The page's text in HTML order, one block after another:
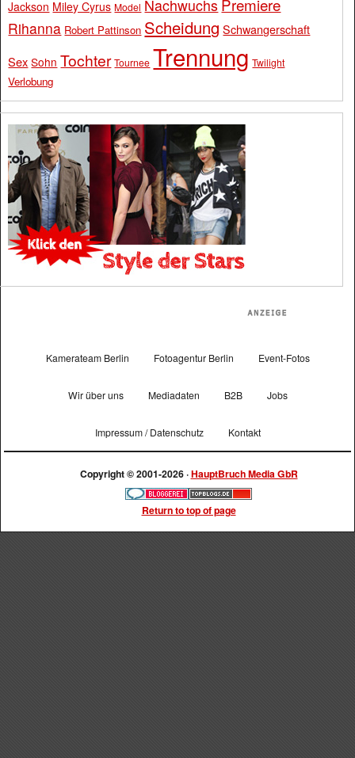
Jackson Miley Cyrus Model Nachwuchs Premiere
Rihanna Robert Pattinson Scheidung Schwangerschaft
Sex Sohn Tochter Tournee Trennung Twilight
Verlobung
Kamerateam Berlin Fotoagentur Berlin Event-Fotos
Wir über uns Mediadaten B2B Jobs
Impressum / Datenschutz Kontakt
Copyright © 2001-2026 ·HauptBruch Media GbR
Return to top of page